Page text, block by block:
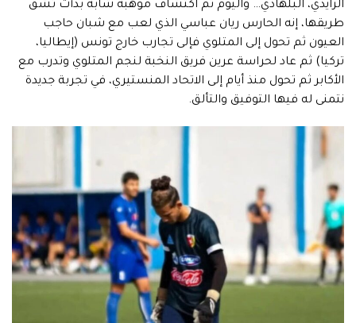
الزايدي، البلهادي… واليوم تم اكتشاف موهبة شابة بدأت تشق
طريقها، إنه الحارس ريان عباسي الذي لعب مع شبان حاجب
العيون ثم تحول إلى المتلوي فإلى تجارب خارج تونس (إيطاليا،
تركيا) ثم عاد لحراسة عرين فريق النخبة لنجم المتلوي وتدرب مع
الأكابر ثم تحول منذ أيام إلى الاتحاد المنستيري، في تجربة جديدة
نتمنى له فيها التوفيق والتألق.